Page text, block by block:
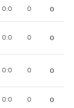
0:0 0 0
0:0 0 0
0:0 0 0
0:0 0 0